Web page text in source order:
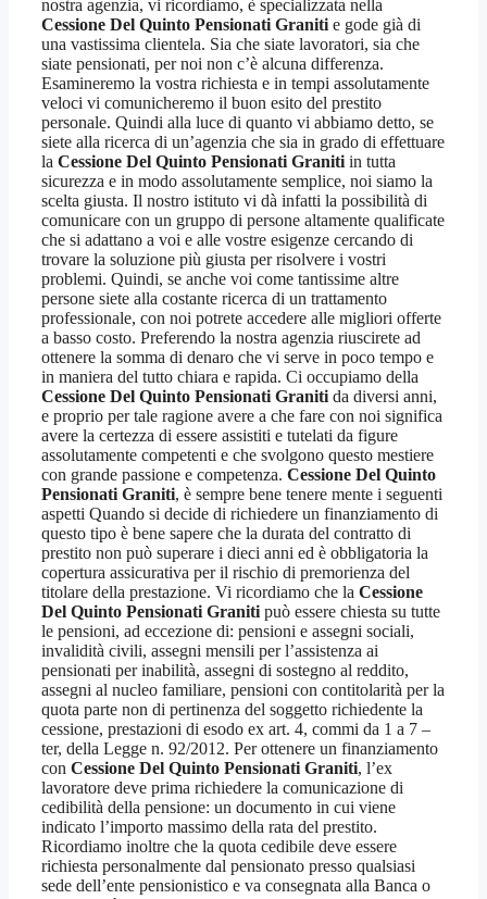
nostra agenzia, vi ricordiamo, è specializzata nella
Cessione Del Quinto Pensionati Graniti e gode già di
una vastissima clientela. Sia che siate lavoratori, sia che
siate pensionati, per noi non c’è alcuna differenza.
Esamineremo la vostra richiesta e in tempi assolutamente
veloci vi comunicheremo il buon esito del prestito
personale. Quindi alla luce di quanto vi abbiamo detto, se
siete alla ricerca di un’agenzia che sia in grado di effettuare
la Cessione Del Quinto Pensionati Graniti in tutta
sicurezza e in modo assolutamente semplice, noi siamo la
scelta giusta. Il nostro istituto vi dà infatti la possibilità di
comunicare con un gruppo di persone altamente qualificate
che si adattano a voi e alle vostre esigenze cercando di
trovare la soluzione più giusta per risolvere i vostri
problemi. Quindi, se anche voi come tantissime altre
persone siete alla costante ricerca di un trattamento
professionale, con noi potrete accedere alle migliori offerte
a basso costo. Preferendo la nostra agenzia riuscirete ad
ottenere la somma di denaro che vi serve in poco tempo e
in maniera del tutto chiara e rapida. Ci occupiamo della
Cessione Del Quinto Pensionati Graniti da diversi anni,
e proprio per tale ragione avere a che fare con noi significa
avere la certezza di essere assistiti e tutelati da figure
assolutamente competenti e che svolgono questo mestiere
con grande passione e competenza. Cessione Del Quinto
Pensionati Graniti, è sempre bene tenere mente i seguenti
aspetti Quando si decide di richiedere un finanziamento di
questo tipo è bene sapere che la durata del contratto di
prestito non può superare i dieci anni ed è obbligatoria la
copertura assicurativa per il rischio di premorienza del
titolare della prestazione. Vi ricordiamo che la Cessione
Del Quinto Pensionati Graniti può essere chiesta su tutte
le pensioni, ad eccezione di: pensioni e assegni sociali,
invalidità civili, assegni mensili per l’assistenza ai
pensionati per inabilità, assegni di sostegno al reddito,
assegni al nucleo familiare, pensioni con contitolarità per la
quota parte non di pertinenza del soggetto richiedente la
cessione, prestazioni di esodo ex art. 4, commi da 1 a 7 –
ter, della Legge n. 92/2012. Per ottenere un finanziamento
con Cessione Del Quinto Pensionati Graniti, l’ex
lavoratore deve prima richiedere la comunicazione di
cedibilità della pensione: un documento in cui viene
indicato l’importo massimo della rata del prestito.
Ricordiamo inoltre che la quota cedibile deve essere
richiesta personalmente dal pensionato presso qualsiasi
sede dell’ente pensionistico e va consegnata alla Banca o